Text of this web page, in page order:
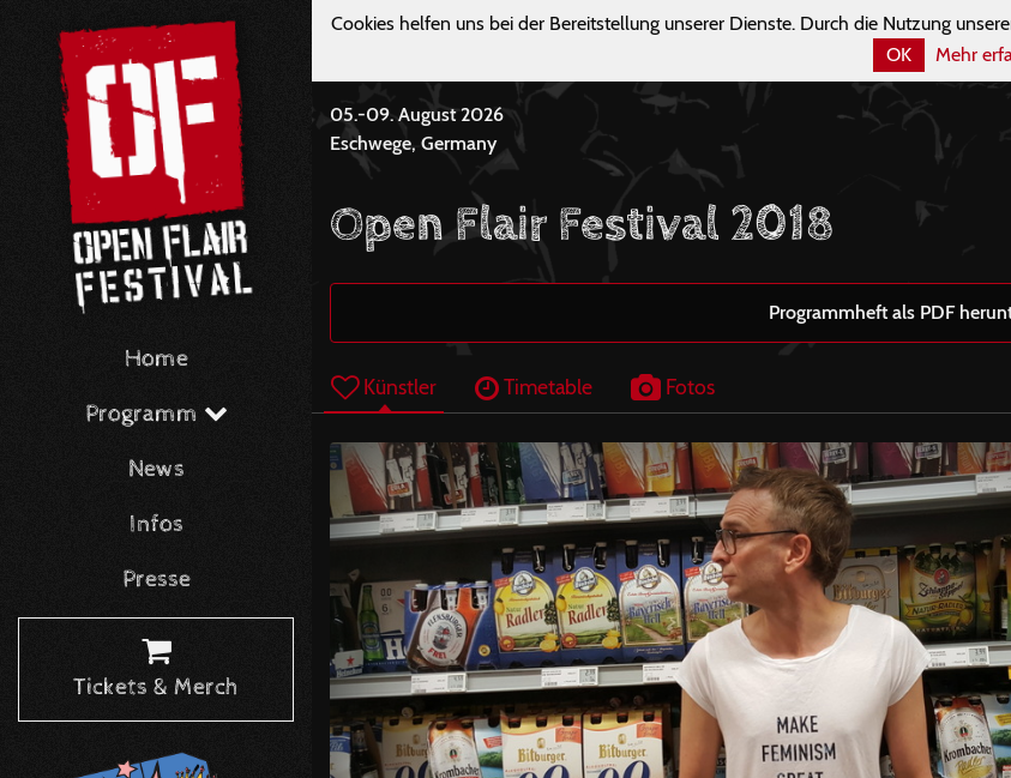
Home
Programm
News
Infos
Presse
Tickets & Merch
Cookies helfen uns bei der Bereitstellung unserer Dienste. Durch die Nutzung
OK
Mehr
05.-09. August 2026
Eschwege, Germany
Open Flair Festival 2018
Programmheft als PDF
Künstler Timetable Fotos